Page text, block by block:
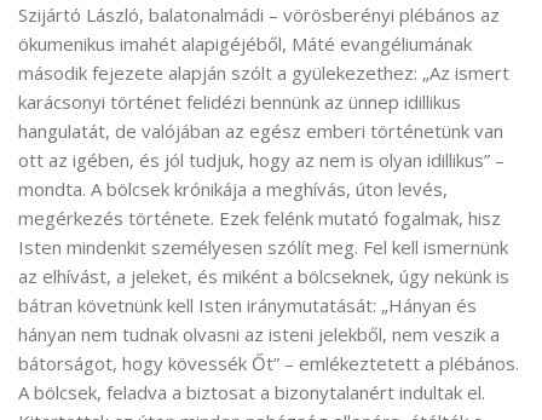
Szijártó László, balatonalmádi – vörösberényi plébános az
ökumenikus imahét alapigéjéből, Máté evangéliumának
második fejezete alapján szólt a gyülekezethez: „Az ismert
karácsonyi történet felidézi bennünk az ünnep idillikus
hangulatát, de valójában az egész emberi történetünk van
ott az igében, és jól tudjuk, hogy az nem is olyan idillikus” –
mondta. A bölcsek krónikája a meghívás, úton levés,
megérkezés története. Ezek felénk mutató fogalmak, hisz
Isten mindenkit személyesen szólít meg. Fel kell ismernünk
az elhívást, a jeleket, és miként a bölcseknek, úgy nekünk is
bátran követnünk kell Isten iránymutatását: „Hányan és
hányan nem tudnak olvasni az isteni jelekből, nem veszik a
bátorságot, hogy kövessék Őt” – emlékeztetett a plébános.
A bölcsek, feladva a biztosat a bizonytalanért indultak el.